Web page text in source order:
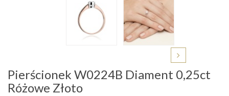
Pierścionek W0224B Diament 0,25ct
Różowe Złoto